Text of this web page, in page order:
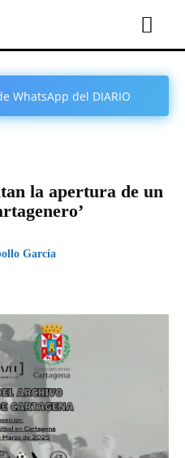
WhatsApp del DIARIO
la apertura de un
García